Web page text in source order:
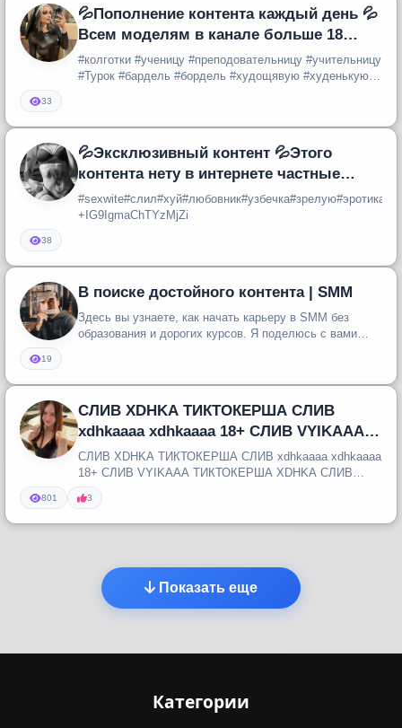
💦Пополнение контента каждый день 💦
Всем моделям в канале больше 18
лет!!
#колготки #ученицу #преподовательницу #учительницу
#Турок #бардель #бордель #худощявую #худенькую
33
💦Эксклюзивный контент 💦Этого
контента нету в интернете частные
архивы
+IG9IgmaChTYzMjZi
38
В поиске достойного контента | SMM
Здесь вы узнаете, как начать карьеру в SMM без
образования и дорогих курсов. Я поделюсь с вами
19
СЛИВ XDHKA ТИКТОКЕРША СЛИВ
xdhkaaaa xdhkaaaa 18+ СЛИВ VYIKAAA
ТИКТОКЕРША XDHKA СЛИВ
СЛИВ XDHKA ТИКТОКЕРША СЛИВ xdhkaaaa xdhkaaaa
18+ СЛИВ VYIKAAA ТИКТОКЕРША XDHKA СЛИВ
ПРИВАТКА XDHKA НЮДСЫ XDHKA СЛИВАТОР ...
801 3
Показать еще
Категории